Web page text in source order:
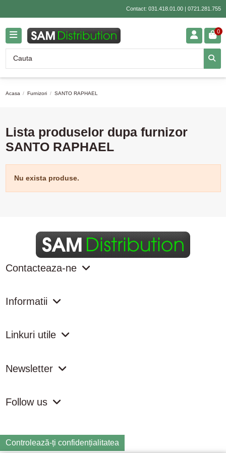
Contact: 031.418.01.00| 0721.281.755
0
Acasa Furnizori SANTO RAPHAEL
Lista produselor dupa furnizor
SANTO RAPHAEL
Nu exista produse.
Contacteaza-ne
Informatii
Linkuri utile
Newsletter
Follow us
Controlează-ți confidențialitatea